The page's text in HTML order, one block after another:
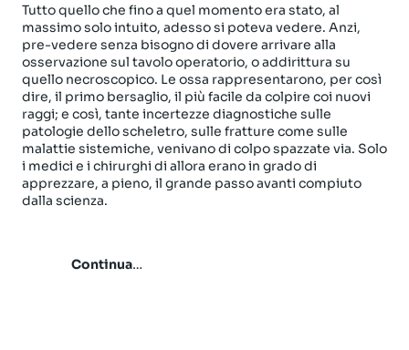
Tutto quello che fino a quel momento era stato, al
massimo solo intuito, adesso si poteva vedere. Anzi,
pre-vedere senza bisogno di dovere arrivare alla
osservazione sul tavolo operatorio, o addirittura su
quello necroscopico. Le ossa rappresentarono, per così
dire, il primo bersaglio, il più facile da colpire coi nuovi
raggi; e così, tante incertezze diagnostiche sulle
patologie dello scheletro, sulle fratture come sulle
malattie sistemiche, venivano di colpo spazzate via. Solo
i medici e i chirurghi di allora erano in grado di
apprezzare, a pieno, il grande passo avanti compiuto
dalla scienza.
Continua…